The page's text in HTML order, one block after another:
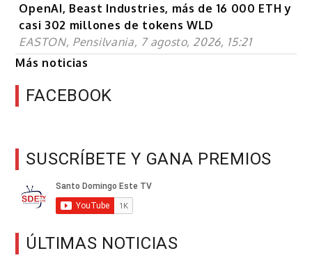
OpenAI, Beast Industries, más de 16 000 ETH y
casi 302 millones de tokens WLD
EASTON, Pensilvania, 7 agosto, 2026, 15:21
Más noticias
FACEBOOK
SUSCRÍBETE Y GANA PREMIOS
ÚLTIMAS NOTICIAS